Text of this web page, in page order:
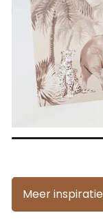
Meer inspiratie